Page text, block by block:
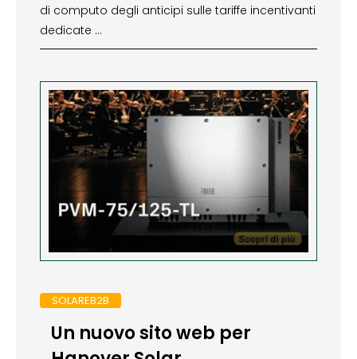
di computo degli anticipi sulle tariffe incentivanti
dedicate …
SOLAREB2B
Un nuovo sito web per